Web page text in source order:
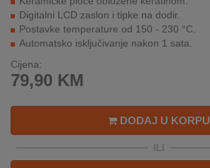
KONTAKT
KUPOVINA
NA
RATE
I
SERVIS
Digitalni LCD zaslon i tipke na dodir.
Postavke temperature od 150 - 230 °C.
Automatsko isključivanje nakon 1 sata.
Cijena:
79,90 KM
DODAJ U KORPU
ILI